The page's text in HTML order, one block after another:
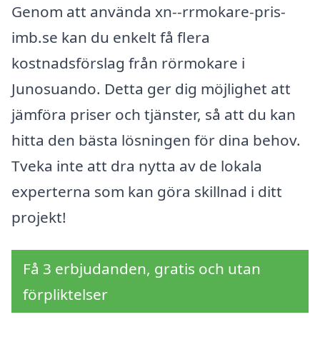
Genom att använda xn--rrmokare-pris-
imb.se kan du enkelt få flera
kostnadsförslag från rörmokare i
Junosuando. Detta ger dig möjlighet att
jämföra priser och tjänster, så att du kan
hitta den bästa lösningen för dina behov.
Tveka inte att dra nytta av de lokala
experterna som kan göra skillnad i ditt
projekt!
Få 3 erbjudanden, gratis och utan
förpliktelser